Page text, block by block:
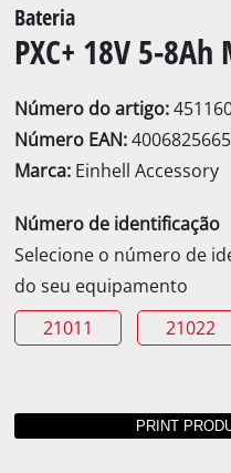
Bateria
PXC+ 18V 5-8Ah
Número do artigo:
Número EAN:
Marca: Einhell Accessory
Número de identificação
Selecione o número de
do seu equipamento
21011
21022